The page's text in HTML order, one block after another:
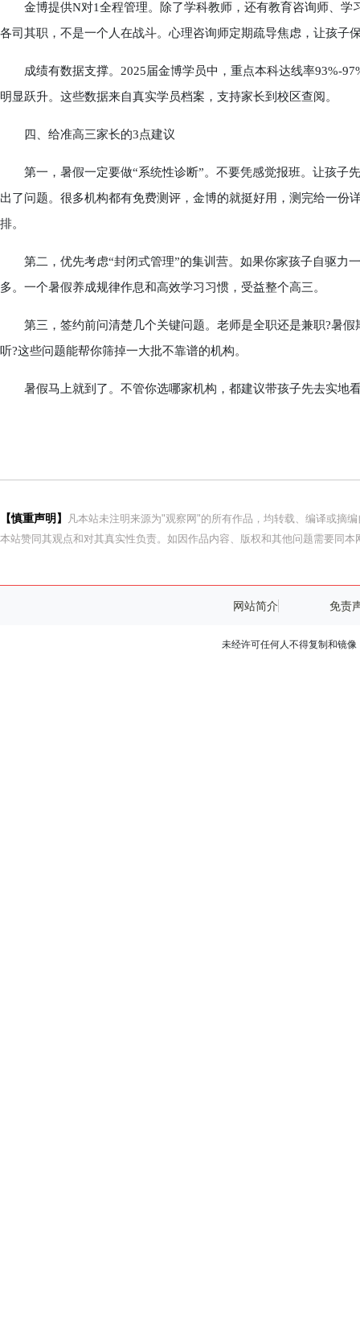
金博提供N对1全程管理。除了学科教师，还有教育咨询师、学
各司其职，不是一个人在战斗。心理咨询师定期疏导焦虑，让孩子
成绩有数据支撑。2025届金博学员中，重点本科达线率93%-
明显跃升。这些数据来自真实学员档案，支持家长到校区查阅。
四、给准高三家长的3点建议
第一，暑假一定要做“系统性诊断”。不要凭感觉报班。让孩子
出了问题。很多机构都有免费测评，金博的就挺好用，测完给一份
排。
第二，优先考虑“封闭式管理”的集训营。如果你家孩子自驱力
多。一个暑假养成规律作息和高效学习习惯，受益整个高三。
第三，签约前问清楚几个关键问题。老师是全职还是兼职?暑假
听?这些问题能帮你筛掉一大批不靠谱的机构。
暑假马上就到了。不管你选哪家机构，都建议带孩子先去实地
【慎重声明】
凡本站未注明来源为"观察网"的所有作品，均转载、编译或摘
本站赞同其观点和对其真实性负责。如因作品内容、版权和其他问题需要同本
网站简介 免责
未经许可任何人不得复制和镜